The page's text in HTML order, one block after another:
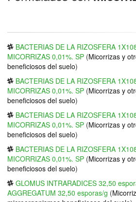
BACTERIAS DE LA RIZOSFERA
MICORRIZAS 0,01%. SP (Micorrizas y
beneficiosos del suelo)
BACTERIAS DE LA RIZOSFERA
MICORRIZAS 0,01%. SP (Micorrizas y
beneficiosos del suelo)
BACTERIAS DE LA RIZOSFERA
MICORRIZAS 0,01%. SP (Micorrizas y
beneficiosos del suelo)
BACTERIAS DE LA RIZOSFERA
MICORRIZAS 0,01%. SP (Micorrizas y
beneficiosos del suelo)
GLOMUS INTRARADICES 32,50
AGGREGATUM 32,50 esporas/g (